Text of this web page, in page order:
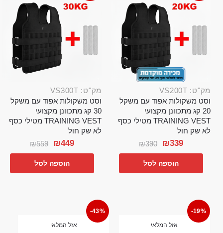
מק"ט: VS200T
וסט משקולות אפוד עם משקל
20 קג מתכוונן מקצועי
TRAINING VEST מטילי כסף
לא שק חול
₪390 ₪339
הוספה לסל
מק"ט: VS300T
וסט משקולות אפוד עם משקל
30 קג מתכוונן מקצועי
TRAINING VEST מטילי כסף
לא שק חול
₪559 ₪449
הוספה לסל
-19%
אזל המלאי
-43%
אזל המלאי